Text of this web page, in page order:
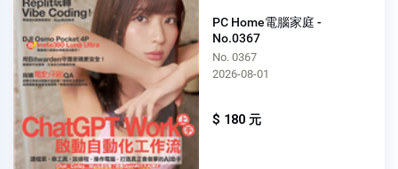
PC Home電腦家庭 -
No.0367
No. 0367
2026-08-01
$ 180 元